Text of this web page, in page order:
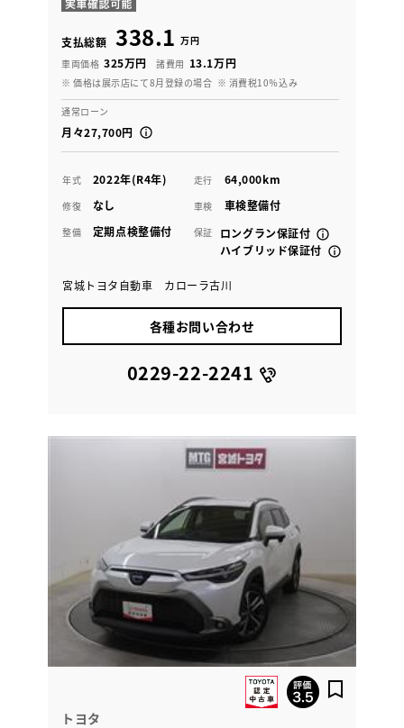
支払総額 338.1 万円
車両価格 325万円 諸費用 13.1万円
※ 価格は展示店にて8月登録の場合 ※ 消費税10％込み
通常ローン
月々27,700円
年式 2022年(R4年) 走行 64,000km
修復 なし 車検 車検整備付
整備 定期点検整備付 保証
ロングラン保証付
ハイブリッド保証付
宮城トヨタ自動車 カローラ古川
各種お問い合わせ
0229-22-2241
トヨタ